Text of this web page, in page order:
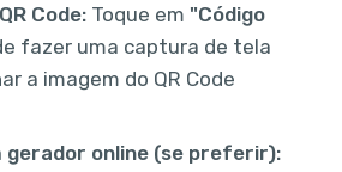
Code: Toque em "Código
fazer uma captura de tela
a imagem do QR Code
gerador online (se preferir):